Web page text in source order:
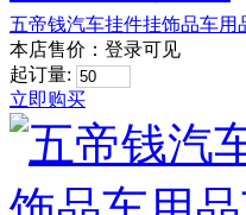
五帝钱汽车挂件挂饰品车用
本店售价： 登录可见
起订量:
立即购买